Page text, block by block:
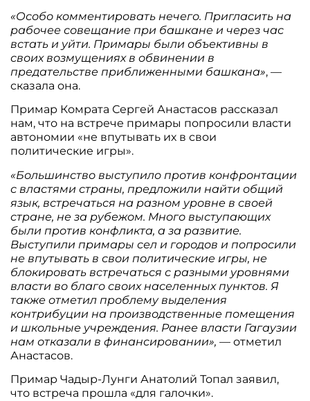
«Особо комментировать нечего. Пригласить на
рабочее совещание при башкане и через час
встать и уйти. Примары были объективны в
своих возмущениях в обвинении в
предательстве приближенными башкана», —
сказала она.
Примар Комрата Сергей Анастасов рассказал
нам, что на встрече примары попросили власти
автономии «не впутывать их в свои
политические игры».
«Большинство выступило против конфронтации
с властями страны, предложили найти общий
язык, встречаться на разном уровне в своей
стране, не за рубежом. Много выступающих
были против конфликта, а за развитие.
Выступили примары сел и городов и попросили
не впутывать в свои политические игры, не
блокировать встречаться с разными уровнями
власти во благо своих населенных пунктов. Я
также отметил проблему выделения
контрибуции на производственные помещения
и школьные учреждения. Ранее власти Гагаузии
нам отказали в финансировании», — отметил
Анастасов.
Примар Чадыр-Лунги Анатолий Топал заявил,
что встреча прошла «для галочки».